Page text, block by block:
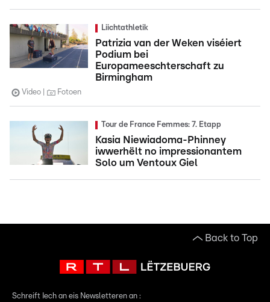
Liichtathletik
Patrizia van der Weken viséiert
Podium bei
Europameeschterschaft zu
Birmingham
Video Fotoen
Tour de France Femmes: 7. Etapp
Kasia Niewiadoma-Phinney
iwwerhëlt no impressionantem
Solo um Ventoux Giel
Back to Top
Schreift Iech an eis Newsletteren an :